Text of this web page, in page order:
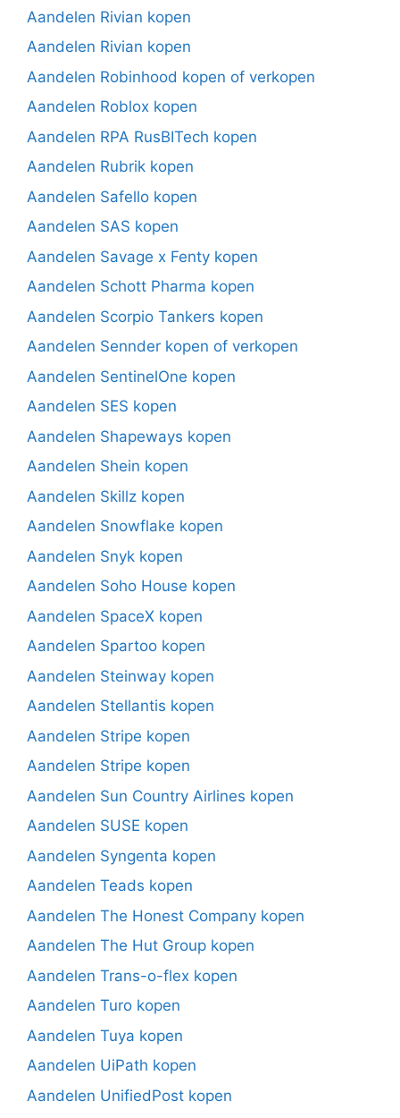
Aandelen Rivian kopen
Aandelen Rivian kopen
Aandelen Robinhood kopen of verkopen
Aandelen Roblox kopen
Aandelen RPA RusBITech kopen
Aandelen Rubrik kopen
Aandelen Safello kopen
Aandelen SAS kopen
Aandelen Savage x Fenty kopen
Aandelen Schott Pharma kopen
Aandelen Scorpio Tankers kopen
Aandelen Sennder kopen of verkopen
Aandelen SentinelOne kopen
Aandelen SES kopen
Aandelen Shapeways kopen
Aandelen Shein kopen
Aandelen Skillz kopen
Aandelen Snowflake kopen
Aandelen Snyk kopen
Aandelen Soho House kopen
Aandelen SpaceX kopen
Aandelen Spartoo kopen
Aandelen Steinway kopen
Aandelen Stellantis kopen
Aandelen Stripe kopen
Aandelen Stripe kopen
Aandelen Sun Country Airlines kopen
Aandelen SUSE kopen
Aandelen Syngenta kopen
Aandelen Teads kopen
Aandelen The Honest Company kopen
Aandelen The Hut Group kopen
Aandelen Trans-o-flex kopen
Aandelen Turo kopen
Aandelen Tuya kopen
Aandelen UiPath kopen
Aandelen UnifiedPost kopen